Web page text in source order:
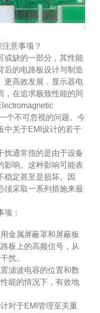
意事项？
或缺的一部分，其性能
后的电路板设计与制造
更高效发展，显示器电
，在追求极致性能的同
个不可忽视的问题。今
中关于EMI设计的若干
扰通常指的是由于设备
影响。这种影响可能表
稳定甚至是损坏。因
须采取一系列措施来最
：
用金属屏蔽罩和屏蔽板
板上的高频信号，从
扰。
置滤波电容的位置和数
能的情况下，有效地
对于EMI管理至关重